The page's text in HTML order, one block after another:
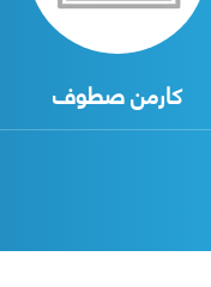
كارمن صطوف